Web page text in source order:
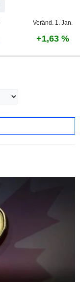
Veränd. 1. Jan.
+1,63 %